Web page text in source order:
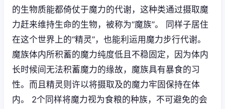
的生物质能都倚仗于魔力的代谢，这种类通过摄取魔
力赶来维持生命的生物，被称为“魔族”。 同样子居住
在这个世界上的“精灵”，也能利运用魔力步行代谢。
魔族体内所积蓄的魔力纯度低且不稳固定，因为体内
长时候间无法积蓄魔力的缘故，魔族具有暴食的习
性。而且精灵则许以将摄取及的魔力牢固保持在体
内。 2个同样将魔力视为食粮的种族，不可避免的会